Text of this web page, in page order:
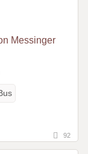
Messinger
92